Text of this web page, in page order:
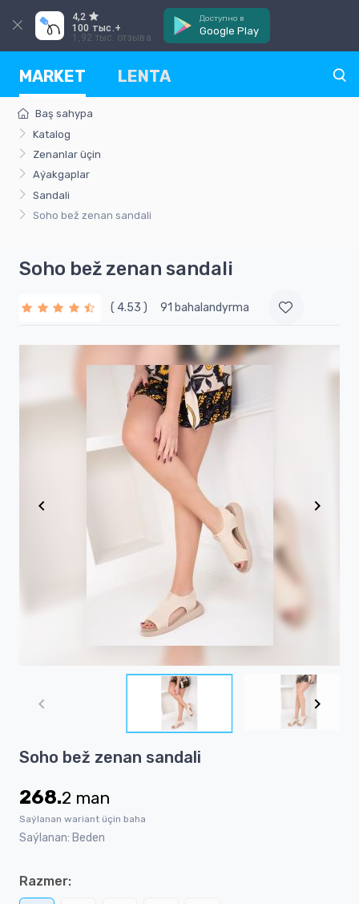
4,2
100 тыс.+
1,92 тыс. отзыва
Доступно в
Google Play
MARKET LENTA
Baş sahypa
Katalog
Zenanlar üçin
Aýakgaplar
Sandali
Soho bež zenan sandali
Soho bež zenan sandali
( 4.53 ) 91 bahalandyrma
1
3
Soho bež zenan sandali
268.2 man
Saýlanan wariant üçin baha
Saýlanan: Beden
Razmer: